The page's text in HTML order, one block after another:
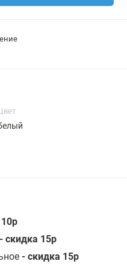
- скидка 15р
- скидка 15р